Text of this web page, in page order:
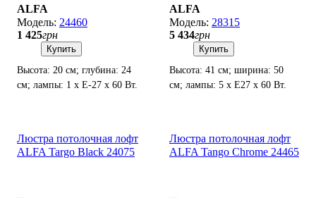
ALFA
24460
1 425грн
Купить
Высота: 20 см; глубина: 24
см; лампы: 1 х Е-27 х 60 Вт.
ALFA
28315
5 434грн
Купить
Высота: 41 см; ширина: 50
см; лампы: 5 х Е27 х 60 Вт.
Люстра потолочная лофт
ALFA Targo Black 24075
Люстра потолочная лофт
ALFA Tango Chrome 24465